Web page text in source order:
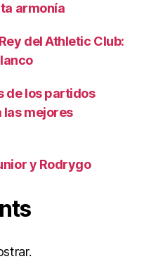
armonía
del Athletic Club:
de los partidos
las mejores
y Rodrygo